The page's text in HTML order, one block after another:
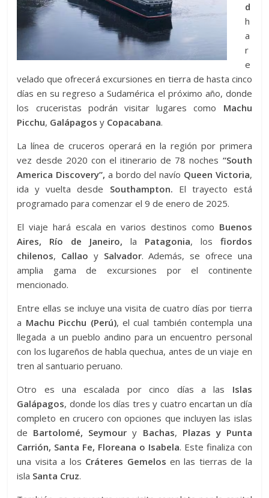
d
h
a
r
e
velado que ofrecerá excursiones en tierra de hasta cinco
días en su regreso a Sudamérica el próximo año, donde
los cruceristas podrán visitar lugares como Machu
Picchu, Galápagos y Copacabana.
La línea de cruceros operará en la región por primera
vez desde 2020 con el itinerario de 78 noches “South
America Discovery”, a bordo del navío Queen Victoria,
ida y vuelta desde Southampton. El trayecto está
programado para comenzar el 9 de enero de 2025.
El viaje hará escala en varios destinos como Buenos
Aires, Río de Janeiro, la Patagonia, los fiordos
chilenos, Callao y Salvador. Además, se ofrece una
amplia gama de excursiones por el continente
mencionado.
Entre ellas se incluye una visita de cuatro días por tierra
a Machu Picchu (Perú), el cual también contempla una
llegada a un pueblo andino para un encuentro personal
con los lugareños de habla quechua, antes de un viaje en
tren al santuario peruano.
Otro es una escalada por cinco días a las Islas
Galápagos, donde los días tres y cuatro encartan un día
completo en crucero con opciones que incluyen las islas
de Bartolomé, Seymour y Bachas, Plazas y Punta
Carrión, Santa Fe, Floreana o Isabela. Este finaliza con
una visita a los Cráteres Gemelos en las tierras de la
isla Santa Cruz.